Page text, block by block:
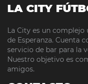
LA CITY
La City es un complejo
de Esperanza. Cuenta
servicio de bar para la
Nuestro objetivo es
amigos.